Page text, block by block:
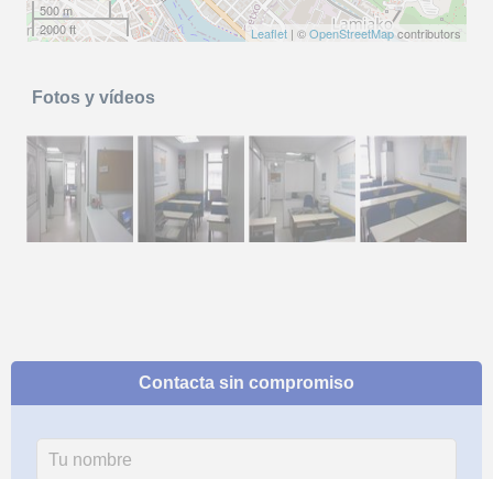
500 m
2000 ft
Leaflet | ©OpenStreetMapcontributors
Fotos y vídeos
Contacta sin compromiso